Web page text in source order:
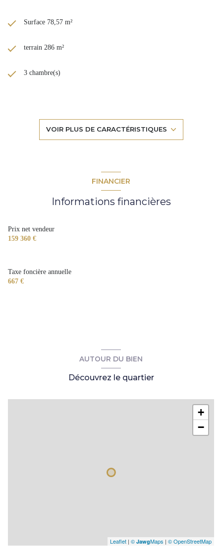
Surface 78,57 m²
terrain 286 m²
3 chambre(s)
Chauffage individuel : radiateur (electrique)
exposition Ouest
2 côté(s) mitoyen(s)
2ème étage
VOIR PLUS DE CARACTÉRISTIQUES
FINANCIER
Informations financières
Prix net vendeur
159 360 €
Taxe foncière annuelle
667 €
AUTOUR DU BIEN
Découvrez le quartier
+
−
Leaflet | © JawgMaps | © OpenStreetMap